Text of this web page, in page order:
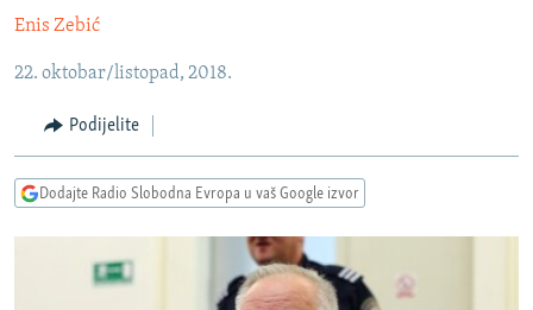
na
navigaciju
Pređite
pretragu
KOSOVO
CRNA GORA
VIZUELNO
FOTOGALERIJE
PODCASTI
RAT U UKRAJINI
RSE PRIČE IZ SVIJETA
Enis Zebić
22. oktobar/listopad, 2018.
Podijelite
Dodajte Radio Slobodna Evropa u vaš Google izvor